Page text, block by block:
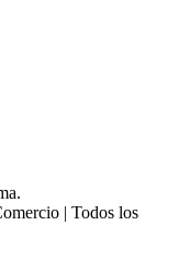
| Todos los